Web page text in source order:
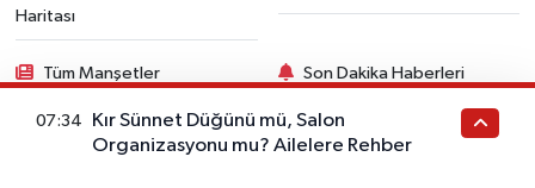
Haritası
Tüm Manşetler Son Dakika Haberleri
Haber Arşivi
07:34
Kır Sünnet Düğünü mü, Salon
Organizasyonu mu? Ailelere Rehber